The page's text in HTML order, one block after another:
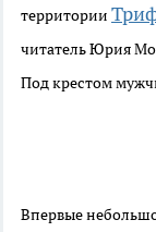
территории
читатель Юрия
Под крестом
Впервые